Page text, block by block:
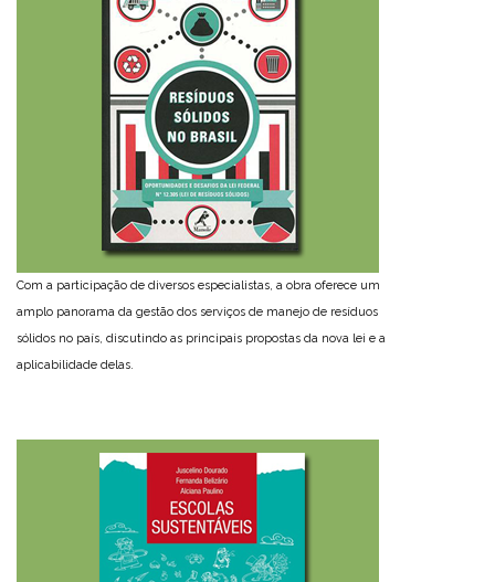
Com a participação de diversos especialistas, a obra oferece um
amplo panorama da gestão dos serviços de manejo de resíduos
sólidos no país, discutindo as principais propostas da nova lei e a
aplicabilidade delas.